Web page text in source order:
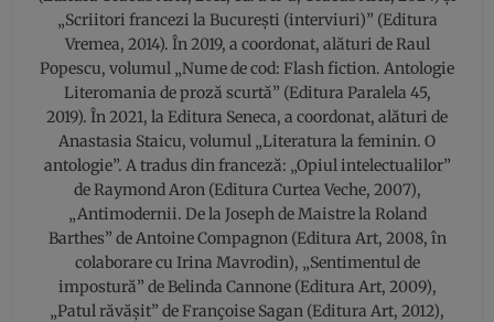
„Scriitori francezi la Bucureşti (interviuri)” (Editura
Vremea, 2014). În 2019, a coordonat, alături de Raul
Popescu, volumul „Nume de cod: Flash fiction. Antologie
Literomania de proză scurtă” (Editura Paralela 45,
2019). În 2021, la Editura Seneca, a coordonat, alături de
Anastasia Staicu, volumul „Literatura la feminin. O
antologie”. A tradus din franceză: „Opiul intelectualilor”
de Raymond Aron (Editura Curtea Veche, 2007),
„Antimodernii. De la Joseph de Maistre la Roland
Barthes” de Antoine Compagnon (Editura Art, 2008, în
colaborare cu Irina Mavrodin), „Sentimentul de
impostură” de Belinda Cannone (Editura Art, 2009),
„Patul răvăşit” de Françoise Sagan (Editura Art, 2012),